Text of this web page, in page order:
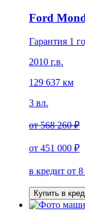
Ford
Гарантия 1
2010 г.в.
129 637 км
3 вл.
от568 260 ₽
от 451 000 ₽
в кредит от 8
Купить в